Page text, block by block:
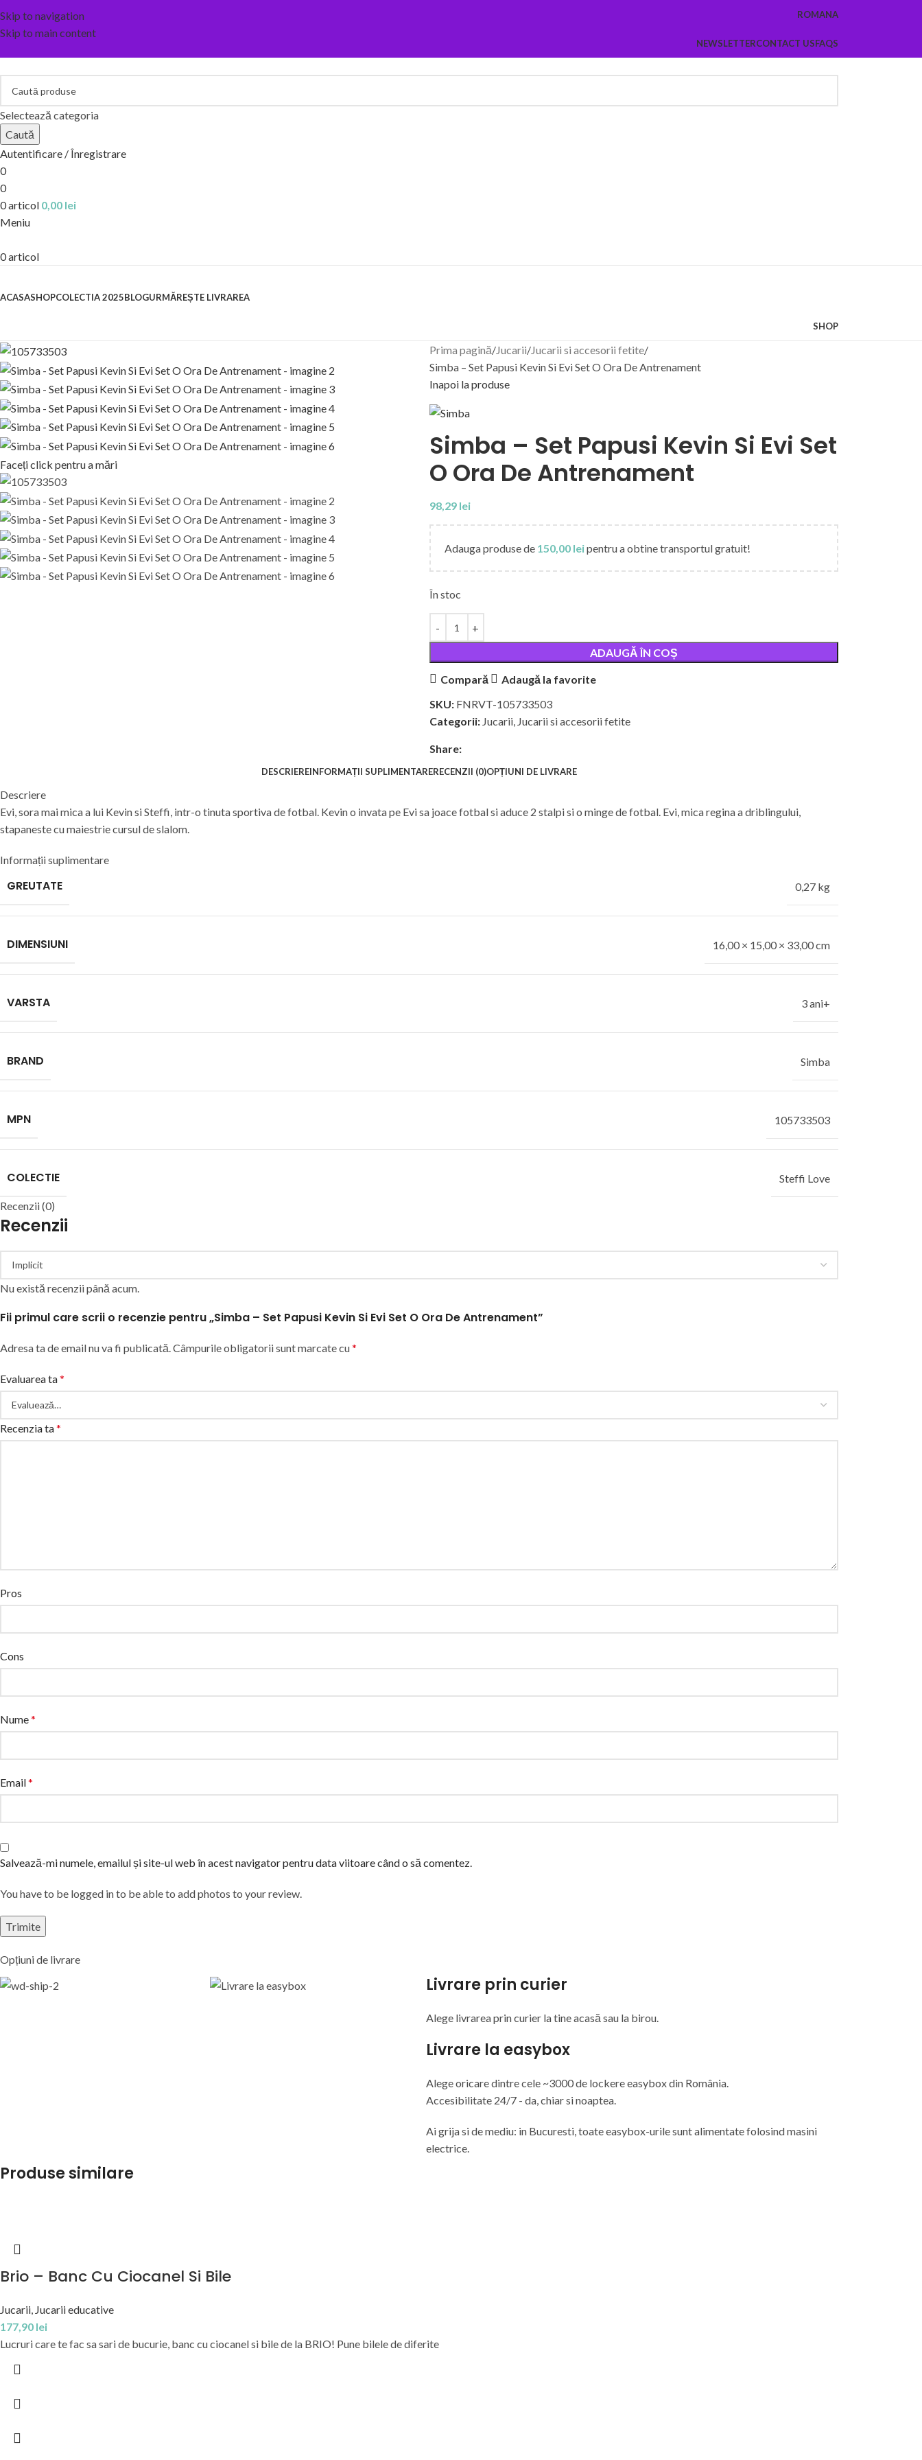
Skip to navigation
Skip to main content
ROMANA
NEWSLETTERCONTACT USFAQS
Selectează categoria
Caută
Autentificare / Înregistrare
0
0
0articol 0,00 lei
Meniu
0articol
ACASASHOPCOLECTIA 2025BLOGURMĂREȘTE LIVRAREA
SHOP
Faceți click pentru a mări
Prima pagină Jucarii Jucarii si accesorii fetite
Simba – Set Papusi Kevin Si Evi Set O Ora De Antrenament
Inapoi la produse
Simba – Set Papusi Kevin Si Evi Set
O Ora De Antrenament
98,29 lei
Adauga produse de 150,00 leipentru a obtine transportul gratuit!
În stoc
ADAUGĂ ÎN COȘ
Compară
Adaugă la favorite
SKU: FNRVT-105733503
Categorii: Jucarii, Jucarii si accesorii fetite
Share:
DESCRIEREINFORMAȚII SUPLIMENTARERECENZII (0)OPȚIUNI DE LIVRARE
Descriere
Evi, sora mai mica a lui Kevin si Steffi, intr-o tinuta sportiva de fotbal. Kevin o invata pe Evi sa joace fotbal si aduce 2 stalpi si o minge de fotbal. Evi, mica regina a driblingului,
stapaneste cu maiestrie cursul de slalom.
Informații suplimentare
GREUTATE 0,27 kg
DIMENSIUNI 16,00 × 15,00 × 33,00 cm
VARSTA 3 ani+
BRAND Simba
MPN 105733503
COLECTIE Steffi Love
Recenzii (0)
Recenzii
Nu există recenzii până acum.
Fii primul care scrii o recenzie pentru „Simba – Set Papusi Kevin Si Evi Set O Ora De Antrenament”
Adresa ta de email nu va fi publicată.Câmpurile obligatorii sunt marcate cu*
Evaluarea ta*
Recenzia ta*
Pros
Cons
Nume*
Email*
Salvează-mi numele, emailul și site-ul web în acest navigator pentru data viitoare când o să comentez.
You have to be logged in to be able to add photos to your review.
Opțiuni de livrare
Livrare prin curier
Alege livrarea prin curier latineacasă sau la birou.
Livrare la easybox
Alege oricare dintre cele ~3000 de lockere easybox din România.
Accesibilitate 24/7 - da, chiar si noaptea.
Ai grija si de mediu: in Bucuresti, toate easybox-urile sunt alimentate folosind masini
electrice.
Produse similare
Brio – Banc Cu Ciocanel Si Bile
Jucarii, Jucarii educative
177,90 lei
Lucruri care te fac sa sari de bucurie, banc cu ciocanel si bile de la BRIO! Pune bilele de diferite